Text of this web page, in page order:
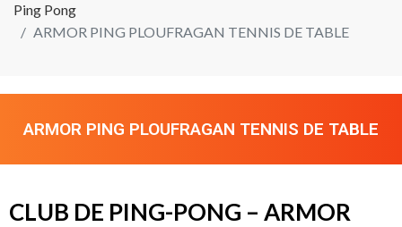
Ping Pong
ARMOR PING PLOUFRAGAN TENNIS DE TABLE
ARMOR PING PLOUFRAGAN TENNIS DE TABLE
CLUB DE PING-PONG – ARMOR